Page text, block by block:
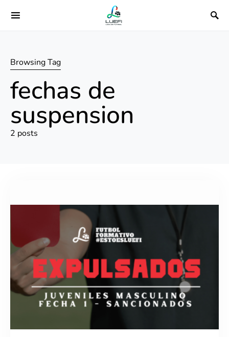
Browsing Tag
fechas de
suspension
2 posts